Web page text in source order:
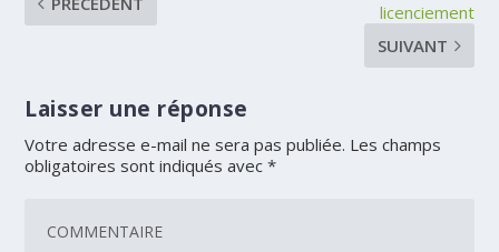
licenciement
SUIVANT
Laisser une réponse
Votre adresse e-mail ne sera pas publiée. Les champs
obligatoires sont indiqués avec*